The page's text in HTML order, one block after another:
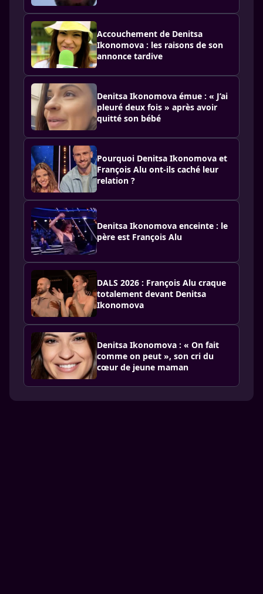
Accouchement de Denitsa
Ikonomova : les raisons de son
annonce tardive
Denitsa Ikonomova émue : « J’ai
pleuré deux fois » après avoir
quitté son bébé
Pourquoi Denitsa Ikonomova et
François Alu ont-ils caché leur
relation ?
Denitsa Ikonomova enceinte : le
père est François Alu
DALS 2026 : François Alu craque
totalement devant Denitsa
Ikonomova
Denitsa Ikonomova : « On fait
comme on peut », son cri du
cœur de jeune maman